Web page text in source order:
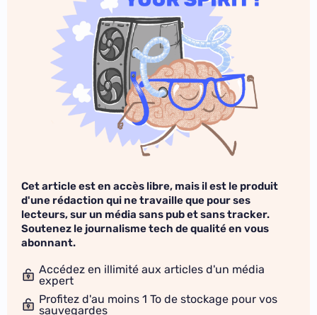
Cet article est en accès libre, mais il est le produit
d'une rédaction qui ne travaille que pour ses
lecteurs, sur un média sans pub et sans tracker.
Soutenez le journalisme tech de qualité en vous
abonnant.
Accédez en illimité aux articles d'un média
expert
Profitez d'au moins 1 To de stockage pour vos
sauvegardes